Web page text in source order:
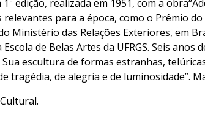
1ª edição, realizada em 1951, com a
relevantes para a época, como o Prêmio
Ministério das Relações Exteriores, em
de Belas Artes da UFRGS. Seis
Sua escultura de formas estranhas,
tragédia, de alegria e de luminosidade”.